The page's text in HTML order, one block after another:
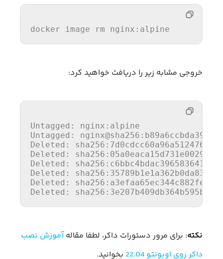
docker image rm nginx:alpine
خروجی مشابه زیر را دریافت خواهید کرد:
Untagged: nginx:alpine
Untagged: nginx@sha256 :b89a6ccbda39576
Deleted: sha256 : 7d0cdcc60a96a5124763
Deleted: sha256 : 05a0eaca15d731e0029
Deleted: sha256 : c6bbc4bdac396583641
Deleted: sha256 : 35789b1e1 a362b0da8392
Deleted: sha256 :a3efaa65ec344c882fe
Deleted: sha256 : 3e207b409db364b595ba
نکته: برای مرور دستورات داکر، لطفا مقالهآموزش نصب
داکر روی اوبونتو 22.04
بخوانید.